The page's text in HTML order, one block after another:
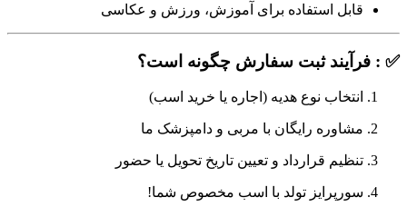
قابل استفاده برای آموزش، ورزش و عکاسی
✅ : فرآیند ثبت سفارش چگونه است؟
انتخاب نوع هدیه (اجاره یا خرید اسب)
مشاوره رایگان با مربی و دامپزشک ما
تنظیم قرارداد و تعیین تاریخ تحویل یا حضور
سورپرایز تولد با اسب مخصوص شما!